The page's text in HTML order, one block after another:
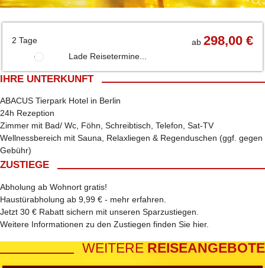
2 Tage ab298,00 €
Lade Reisetermine...
IHRE UNTERKUNFT
ABACUS Tierpark Hotel in Berlin
24h Rezeption
Zimmer mit Bad/ Wc, Föhn, Schreibtisch, Telefon, Sat-TV
Wellnessbereich mit Sauna, Relaxliegen & Regenduschen (ggf. gegen
Gebühr)
ZUSTIEGE
Abholung ab Wohnort gratis!
Haustürabholung ab 9,99 € - mehr erfahren
Jetzt 30 € Rabatt sichern mit unseren Sparzustiegen
Weitere Informationen zu den Zustiegen finden Sie hier.
WEITERE REISEANGEBOTE